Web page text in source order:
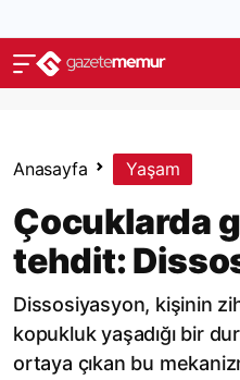
Anasayfa Yaşam
Çocuklarda
tehdit:
Dissosiyasyon, kişinin
kopukluk yaşadığı bir
ortaya çıkan bu